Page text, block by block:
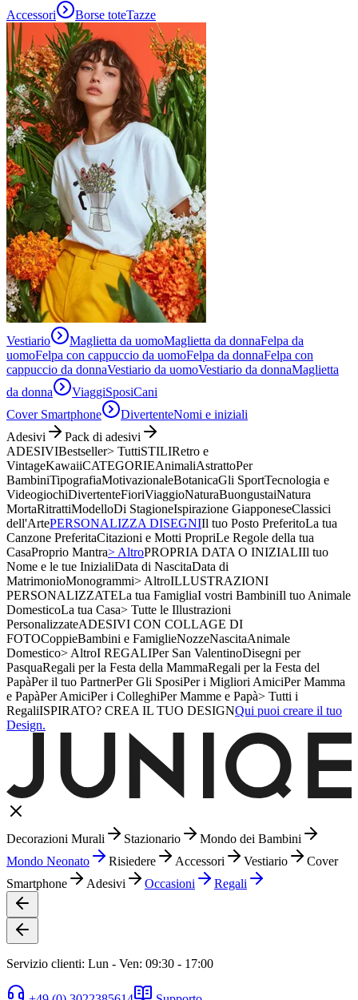
Accessori Borse toteTazze
Vestiario Maglietta da uomoMaglietta da donnaFelpa da
uomoFelpa con cappuccio da uomoFelpa da donnaFelpa con
cappuccio da donnaVestiario da uomoVestiario da donnaMaglietta
da donna
ViaggiSposiCani
Cover Smartphone
DivertenteNomi e iniziali
Adesivi
Pack di adesivi
ADESIVIBestseller> TuttiSTILIRetro e
VintageKawaiiCATEGORIEAnimaliAstrattoPer
BambiniTipografiaMotivazionaleBotanicaGli SportTecnologia e
VideogiochiDivertenteFioriViaggioNaturaBuongustaiNatura
MortaRitrattiModelloDi StagioneIspirazione GiapponeseClassici
dell'ArtePERSONALIZZA DISEGNIIl tuo Posto PreferitoLa tua
Canzone PreferitaCitazioni e Motti PropriLe Regole della tua
CasaProprio Mantra> AltroPROPRIA DATA O INIZIALIIl tuo
Nome e le tue InizialiData di NascitaData di
MatrimonioMonogrammi> AltroILLUSTRAZIONI
PERSONALIZZATELa tua FamigliaI vostri BambiniIl tuo Animale
DomesticoLa tua Casa> Tutte le Illustrazioni
PersonalizzateADESIVI CON COLLAGE DI
FOTOCoppieBambini e FamiglieNozzeNascitaAnimale
Domestico> AltroI REGALIPer San ValentinoDisegni per
PasquaRegali per la Festa della MammaRegali per la Festa del
PapàPer il tuo PartnerPer Gli SposiPer i Migliori AmiciPer Mamma
e PapàPer AmiciPer i ColleghiPer Mamme e Papà> Tutti i
RegaliISPIRATO? CREA IL TUO DESIGNQui puoi creare il tuo
Design.
Decorazioni Murali Stazionario
Mondo dei Bambini
Mondo Neonato
Risiedere Accessori Vestiario
Cover
Smartphone
Adesivi Occasioni Regali
Servizio clienti: Lun - Ven: 09:30 - 17:00